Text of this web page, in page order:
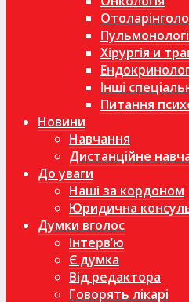
Хірургія и
Інші
Питання
Новини
Навчання
Дистанційне
До уваги
Наші за кордоном
Юридична
Думки вголос
Інтерв’ю
Є думка
Від редактора
Говорять лікарі